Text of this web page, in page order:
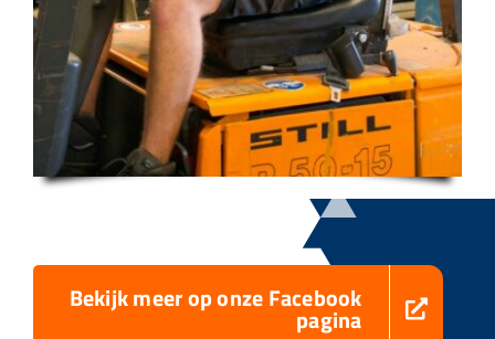
Bekijk meer op onze Facebook
pagina